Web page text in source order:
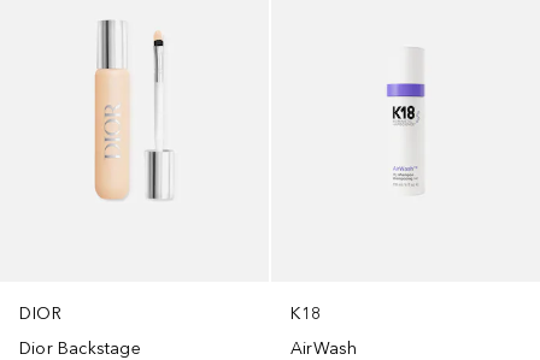
DIOR
Dior Backstage
K18
AirWash